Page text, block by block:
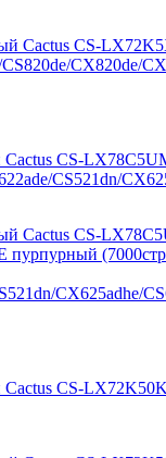
CS-
CS521dn/
CS-